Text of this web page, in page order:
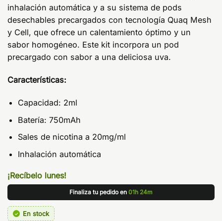
inhalación automática y a su sistema de pods
desechables precargados con tecnología Quaq Mesh
y Cell, que ofrece un calentamiento óptimo y un
sabor homogéneo. Este kit incorpora un pod
precargado con sabor a una deliciosa uva.
Características:
Capacidad: 2ml
Batería: 750mAh
Sales de nicotina a 20mg/ml
Inhalación automática
¡Recíbelo lunes!
Finaliza tu pedido en 01h 24m
En stock